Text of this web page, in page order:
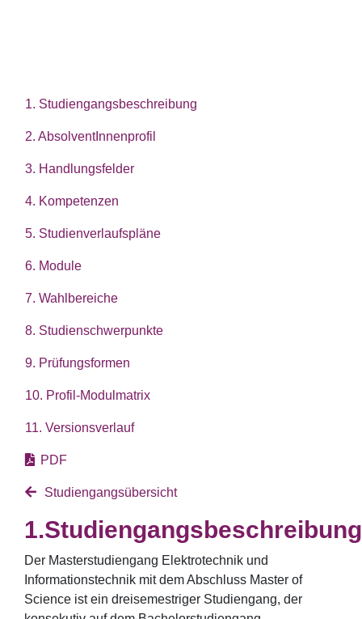
1. Studiengangsbeschreibung
2. AbsolventInnenprofil
3. Handlungsfelder
4. Kompetenzen
5. Studienverlaufspläne
6. Module
7. Wahlbereiche
8. Studienschwerpunkte
9. Prüfungsformen
10. Profil-Modulmatrix
11. Versionsverlauf
PDF
Studiengangsübersicht
Studiengangsbeschreibung
Der Masterstudiengang Elektrotechnik und
Informationstechnik mit dem Abschluss Master of
Science ist ein dreisemestriger Studiengang, der